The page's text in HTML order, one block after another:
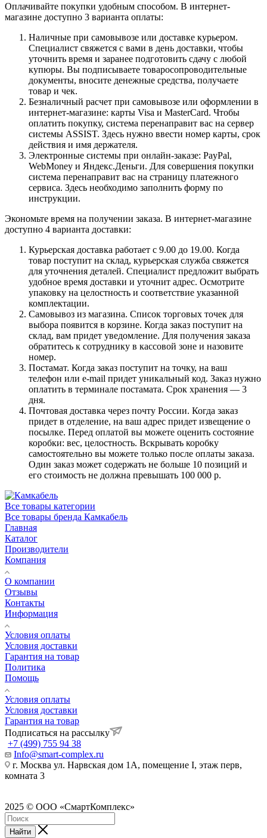
Оплачивайте покупки удобным способом. В интернет-
магазине доступно 3 варианта оплаты:
Наличные при самовывозе или доставке курьером.
Специалист свяжется с вами в день доставки, чтобы
уточнить время и заранее подготовить сдачу с любой
купюры. Вы подписываете товаросопроводительные
документы, вносите денежные средства, получаете
товар и чек.
Безналичный расчет при самовывозе или оформлении в
интернет-магазине: карты Visa и MasterCard. Чтобы
оплатить покупку, система перенаправит вас на сервер
системы ASSIST. Здесь нужно ввести номер карты, срок
действия и имя держателя.
Электронные системы при онлайн-заказе: PayPal,
WebMoney и Яндекс.Деньги. Для совершения покупки
система перенаправит вас на страницу платежного
сервиса. Здесь необходимо заполнить форму по
инструкции.
Экономьте время на получении заказа. В интернет-магазине
доступно 4 варианта доставки:
Курьерская доставка работает с 9.00 до 19.00. Когда
товар поступит на склад, курьерская служба свяжется
для уточнения деталей. Специалист предложит выбрать
удобное время доставки и уточнит адрес. Осмотрите
упаковку на целостность и соответствие указанной
комплектации.
Самовывоз из магазина. Список торговых точек для
выбора появится в корзине. Когда заказ поступит на
склад, вам придет уведомление. Для получения заказа
обратитесь к сотруднику в кассовой зоне и назовите
номер.
Постамат. Когда заказ поступит на точку, на ваш
телефон или e-mail придет уникальный код. Заказ нужно
оплатить в терминале постамата. Срок хранения — 3
дня.
Почтовая доставка через почту России. Когда заказ
придет в отделение, на ваш адрес придет извещение о
посылке. Перед оплатой вы можете оценить состояние
коробки: вес, целостность. Вскрывать коробку
самостоятельно вы можете только после оплаты заказа.
Один заказ может содержать не больше 10 позиций и
его стоимость не должна превышать 100 000 р.
Все товары категории
Все товары бренда Камкабель
Главная
Каталог
Производители
Компания
О компании
Отзывы
Контакты
Информация
Условия оплаты
Условия доставки
Гарантия на товар
Политика
Помощь
Условия оплаты
Условия доставки
Гарантия на товар
Подписаться на рассылку
+7 (499) 755 94 38
Info@smart-complex.ru
г. Москва ул. Нарвская дом 1А, помещение I, этаж перв,
комната 3
2025 © ООО «СмартКомплекс»
Найти